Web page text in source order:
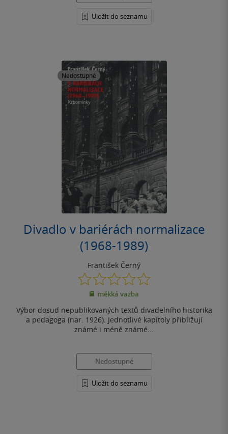
Uložit do seznamu
Nedostupné
Divadlo v bariérách normalizace
(1968-1989)
František Černý
0.0
z
5
měkká vazba
Výbor dosud nepublikovaných textů divadelního historika
a pedagoga (nar. 1926). Jednotlivé kapitoly přibližují
známé i méně známé...
Nedostupné
Uložit do seznamu